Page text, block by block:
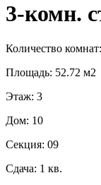
3-комн.
Количество
Площадь: 52.72 м2
Этаж: 3
Дом: 10
Секция: 09
Сдача: 1 кв.